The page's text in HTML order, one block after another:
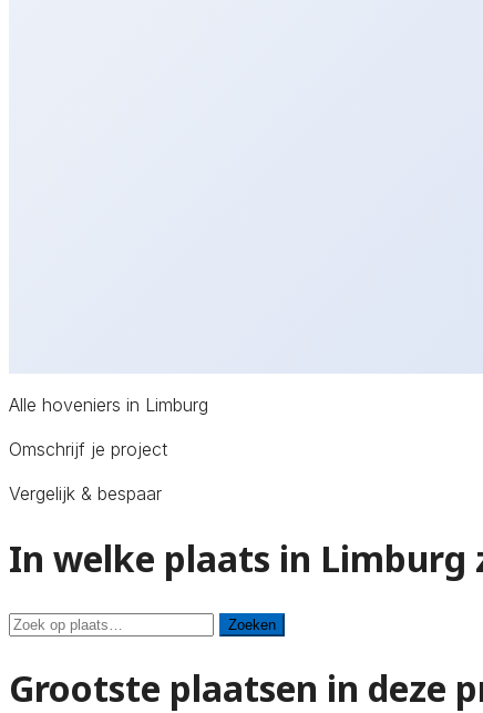
Alle hoveniers in Limburg
Omschrijf je project
Vergelijk & bespaar
In welke plaats in Limburg
Zoeken Zoeken
Grootste plaatsen in deze